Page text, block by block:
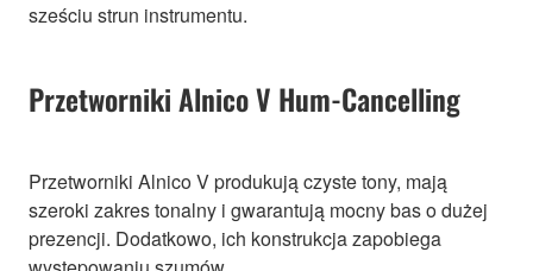
sześciu strun instrumentu.
Przetworniki Alnico V Hum-Cancelling
Przetworniki Alnico V produkują czyste tony, mają
szeroki zakres tonalny i gwarantują mocny bas o dużej
prezencji. Dodatkowo, ich konstrukcja zapobiega